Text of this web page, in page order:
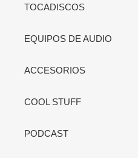
TOCADISCOS
EQUIPOS DE AUDIO
ACCESORIOS
COOL STUFF
PODCAST